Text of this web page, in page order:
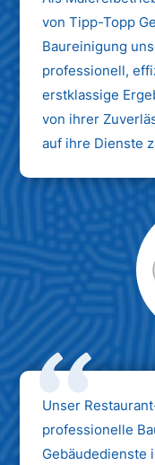
von Tipp-Topp
Baureinigung
professionell,
erstklassige
von ihrer
auf ihre Dienste
Unser
professionelle
Gebäudedienste